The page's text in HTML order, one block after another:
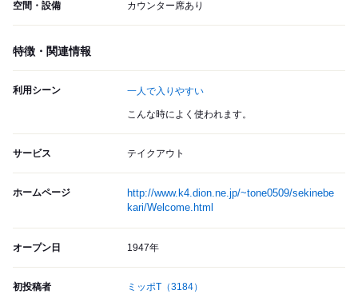
空間・設備 カウンター席あり
特徴・関連情報
利用シーン 一人で入りやすい
こんな時によく使われます。
サービス テイクアウト
ホームページ
http://www.k4.dion.ne.jp/~tone0509/sekinebe
kari/Welcome.html
オープン日 1947年
初投稿者 ミッポT （3184）